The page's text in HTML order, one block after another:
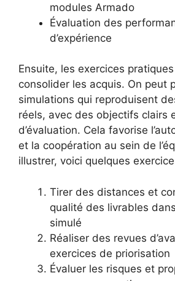
modules Armado
Évaluation des
d’expérience
Ensuite, les exercices
consolider les acquis. On peut
simulations qui reproduisent
réels, avec des objectifs clairs
d’évaluation. Cela favorise
et la coopération au sein de
illustrer, voici quelques
Tir­er des distances et
qualité des livrables
simulé
Réaliser des revues
exercices de priorisation
Évaluer les risques et